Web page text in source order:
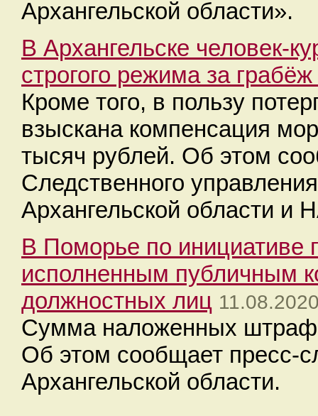
Архангельской области».
В Архангельске человек-
строгого режима за
Кроме того, в пользу
взыскана компенсация
тысяч рублей. Об этом
Следственного
Архангельской области и
В Поморье по инициативе
исполненным публичным
должностных лиц
Сумма наложенных
Об этом сообщает пресс-
Архангельской области.